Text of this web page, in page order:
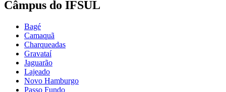
Câmpus do IFSUL
Bagé
Camaquã
Charqueadas
Gravataí
Jaguarão
Lajeado
Novo Hamburgo
Passo Fundo